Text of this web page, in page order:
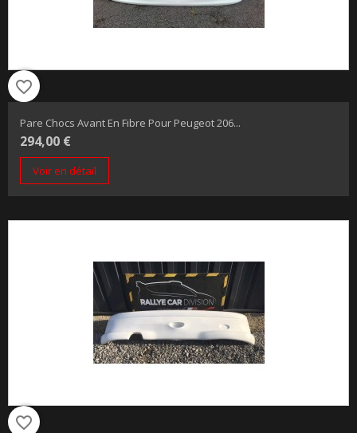
favorite_border
Pare Chocs Avant En Fibre Pour Peugeot 206...
294,00 €
Voir en détail
favorite_border